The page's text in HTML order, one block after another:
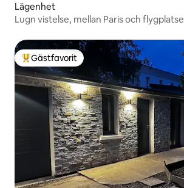
Lägenhet
Lugn vistelse, mellan Paris och
Populär gästfavorit
Gästfavorit